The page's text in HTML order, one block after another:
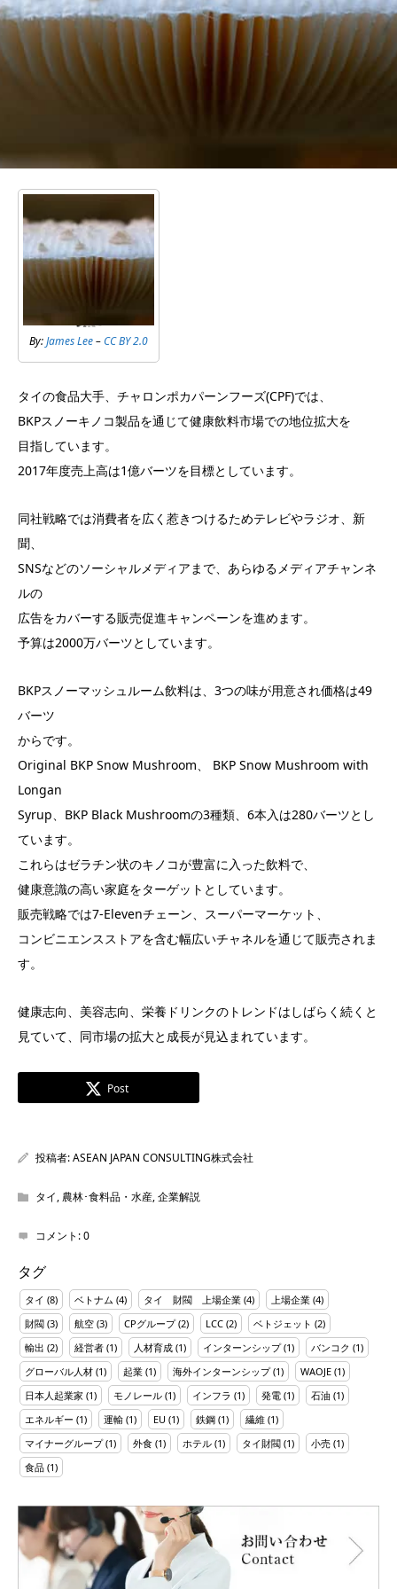
By:James Lee–CC BY 2.0
タイの食品大手、チャロンポカパーンフーズ(CPF)では、
BKPスノーキノコ製品を通じて健康飲料市場での地位拡大を
目指しています。
2017年度売上高は1億バーツを目標としています。
同社戦略では消費者を広く惹きつけるためテレビやラジオ、新
聞、
SNSなどのソーシャルメディアまで、あらゆるメディアチャンネ
ルの
広告をカバーする販売促進キャンペーンを進めます。
予算は2000万バーツとしています。
BKPスノーマッシュルーム飲料は、3つの味が用意され価格は49
バーツ
からです。
Original BKP Snow Mushroom、 BKP Snow Mushroom with
Longan
Syrup、BKP Black Mushroomの3種類、6本入は280バーツとし
ています。
これらはゼラチン状のキノコが豊富に入った飲料で、
健康意識の高い家庭をターゲットとしています。
販売戦略では7-Elevenチェーン、スーパーマーケット、
コンビニエンスストアを含む幅広いチャネルを通じて販売されま
す。
健康志向、美容志向、栄養ドリンクのトレンドはしばらく続くと
見ていて、同市場の拡大と成長が見込まれています。
Post
投稿者:ASEAN JAPAN CONSULTING株式会社
タイ, 農林･食料品・水産,企業解説
コメント:0
タグ
タイ (8) ベトナム (4) タイ 財閥 上場企業 (4) 上場企業 (4)
財閥 (3) 航空 (3) CPグループ(2) LCC (2) ベトジェット (2)
輸出 (2) 経営者 (1) 人材育成 (1) インターンシップ(1) バンコク (1)
グローバル人材 (1) 起業 (1) 海外インターンシップ(1) WAOJE (1)
日本人起業家 (1) モノレール (1) インフラ (1) 発電 (1) 石油 (1)
エネルギー (1) 運輸 (1) EU (1) 鉄鋼 (1) 繊維 (1)
マイナーグループ(1) 外食 (1) ホテル (1) タイ財閥 (1) 小売 (1)
食品 (1)